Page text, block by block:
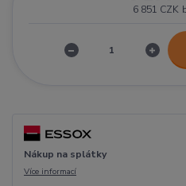
6 851 CZK
Nákup na splátky
Více informací